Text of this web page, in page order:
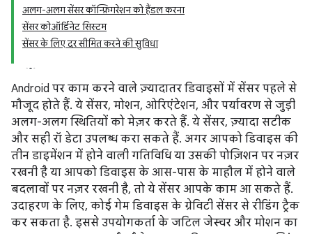
अलग-अलग सेंसर कॉन्फ़िगरेशन को हैंडल करना
सेंसर कोऑर्डिनेट सिस्टम
सेंसर के लिए दर सीमित करने की सुविधा
Android पर काम करने वाले ज़्यादातर डिवाइसों में सेंसर पहले से
मौजूद होते हैं. ये सेंसर, मोशन, ओरिएंटेशन, और पर्यावरण से जुड़ी
अलग-अलग स्थितियों को मेज़र करते हैं. ये सेंसर, ज़्यादा सटीक
और सही रॉ डेटा उपलब्ध करा सकते हैं. अगर आपको डिवाइस की
तीन डाइमेंशन में होने वाली गतिविधि या उसकी पोज़िशन पर नज़र
रखनी है या आपको डिवाइस के आस-पास के माहौल में होने वाले
बदलावों पर नज़र रखनी है, तो ये सेंसर आपके काम आ सकते हैं.
उदाहरण के लिए, कोई गेम डिवाइस के ग्रेविटी सेंसर से रीडिंग ट्रैक
कर सकता है. इससे उपयोगकर्ता के जटिल जेस्चर और मोशन का